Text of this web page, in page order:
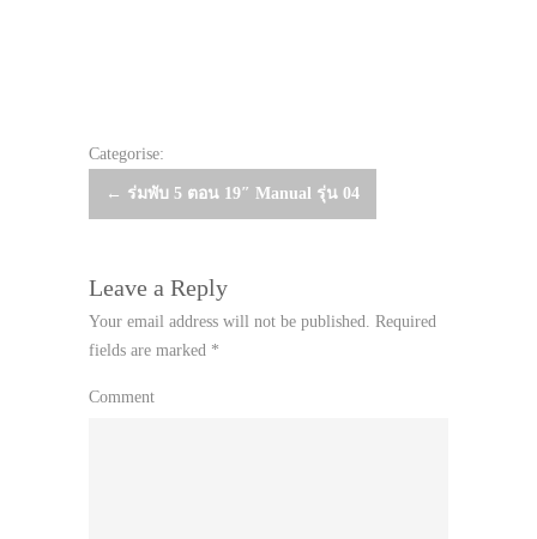
Categorise:
Post
← ร่มพับ 5 ตอน 19″ Manual รุ่น 04
Leave a Reply
Your email address will not be published. Required
fields are marked *
Comment